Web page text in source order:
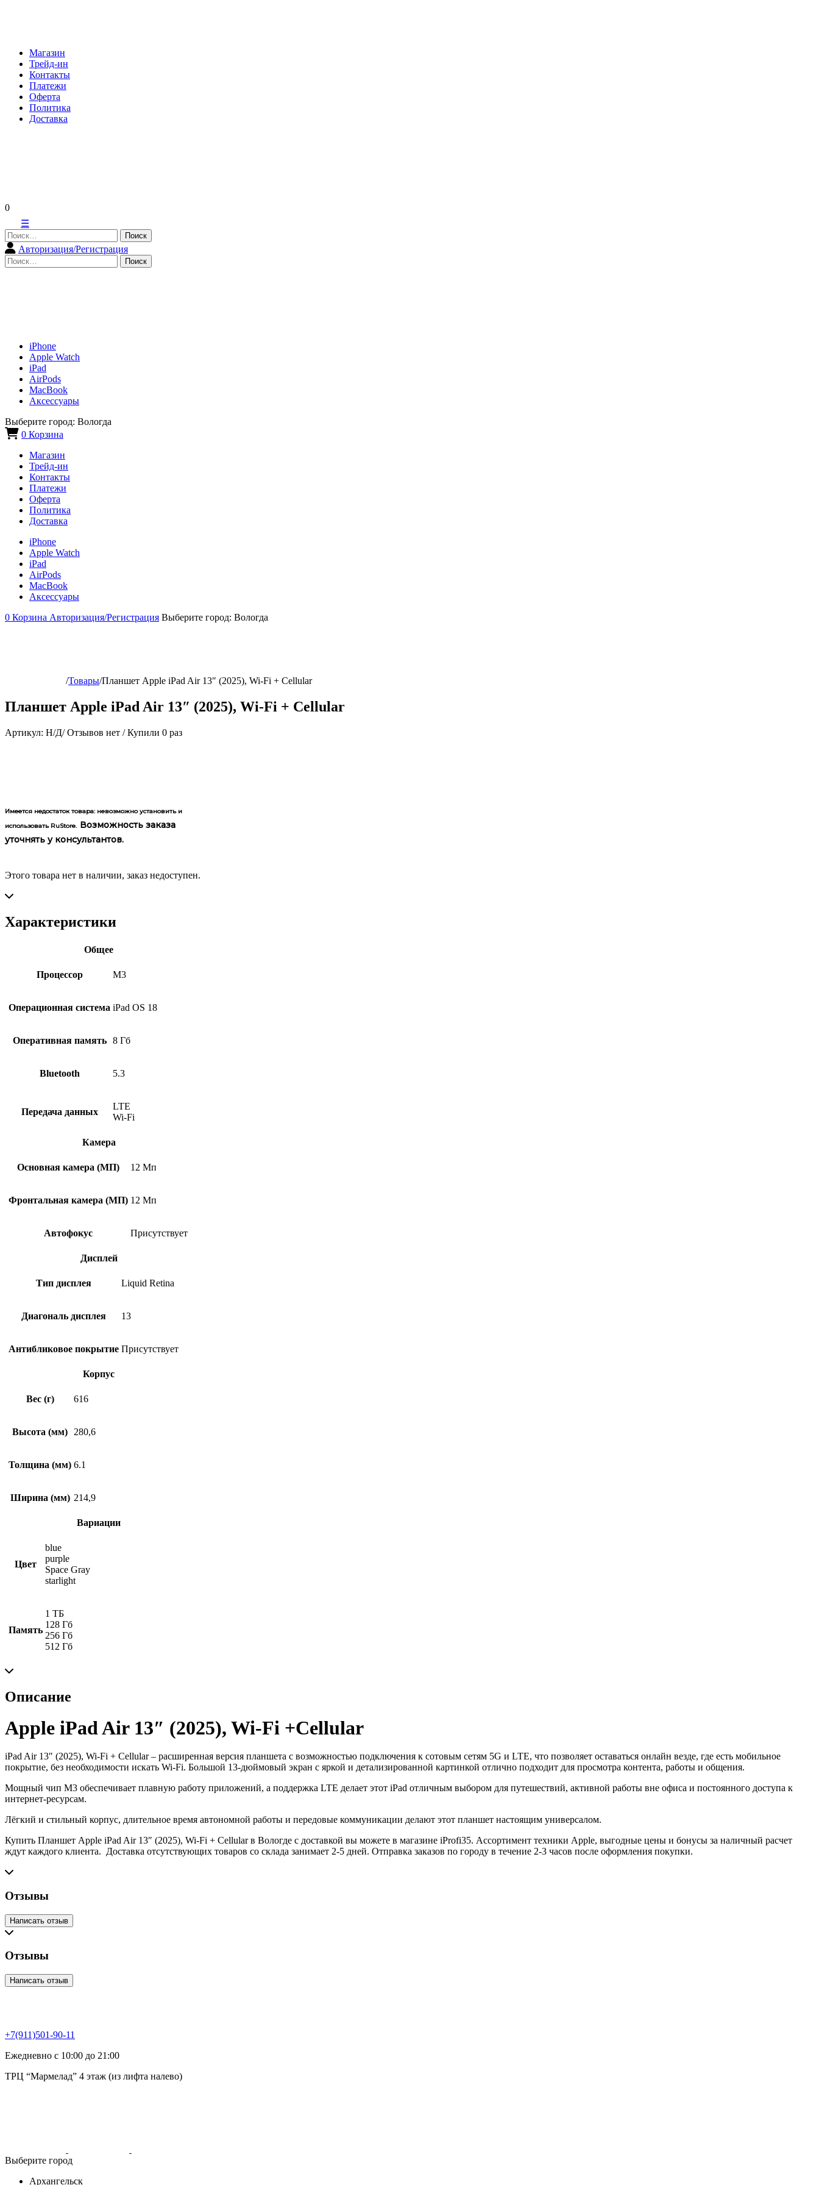
Магазин
Трейд-ин
Контакты
Платежи
Оферта
Политика
Доставка
0
☰
Найти:
Авторизация/Регистрация
Найти:
iPhone
Apple Watch
iPad
AirPods
MacBook
Аксессуары
Выберите город: Вологда
0 Корзина
Магазин
Трейд-ин
Контакты
Платежи
Оферта
Политика
Доставка
iPhone
Apple Watch
iPad
AirPods
MacBook
Аксессуары
0 Корзина Авторизация/Регистрация Выберите город: Вологда
/Товары/Планшет Apple iPad Air 13″ (2025), Wi-Fi + Cellular
Планшет Apple iPad Air 13″ (2025), Wi-Fi + Cellular
Артикул: Н/Д/Отзывов нет / Купили 0 раз
Имеется недостаток товара: невозможно установить и
использовать RuStore. Возможность заказа
уточнять у консультантов.
Этого товара нет в наличии, заказ недоступен.
Характеристики
Общее
Процессор M3
Операционная система iPad OS 18
Оперативная память 8 Гб
Bluetooth 5.3
Передача данных
LTE
Wi-Fi
Камера
Основная камера (МП) 12 Мп
Фронтальная камера (МП) 12 Мп
Автофокус Присутствует
Дисплей
Тип дисплея Liquid Retina
Диагональ дисплея 13
Антибликовое покрытие Присутствует
Корпус
Вес (г) 616
Высота (мм) 280,6
Толщина (мм) 6.1
Ширина (мм) 214,9
Вариации
Цвет
blue
purple
Space Gray
starlight
Память
1 ТБ
128 Гб
256 Гб
512 Гб
Описание
Apple iPad Air 13″ (2025), Wi-Fi +Cellular
iPad Air 13″ (2025), Wi-Fi + Cellular – расширенная версия планшета с возможностью подключения к сотовым сетям 5G и LTE, что позволяет оставаться онлайн везде, где есть мобильное
покрытие, без необходимости искать Wi-Fi. Большой 13-дюймовый экран с яркой и детализированной картинкой отлично подходит для просмотра контента, работы и общения.
Мощный чип M3 обеспечивает плавную работу приложений, а поддержка LTE делает этот iPad отличным выбором для путешествий, активной работы вне офиса и постоянного доступа к
интернет-ресурсам.
Лёгкий и стильный корпус, длительное время автономной работы и передовые коммуникации делают этот планшет настоящим универсалом.
Купить Планшет Apple iPad Air 13″ (2025), Wi-Fi + Cellularв Вологде с доставкой вы можете в магазине iProfi35. Ассортимент техники Apple, выгодные цены и бонусы за наличный расчет
ждут каждого клиента. Доставка отсутствующих товаров со склада занимает 2-5 дней. Отправка заказов по городу в течение 2-3 часов после оформления покупки.
Отзывы
Написать отзыв
Отзывы
Написать отзыв
+7(911)501-90-11
Ежедневно с 10:00 до 21:00
ТРЦ “Мармелад” 4 этаж (из лифта налево)
Выберите город
Архангельск